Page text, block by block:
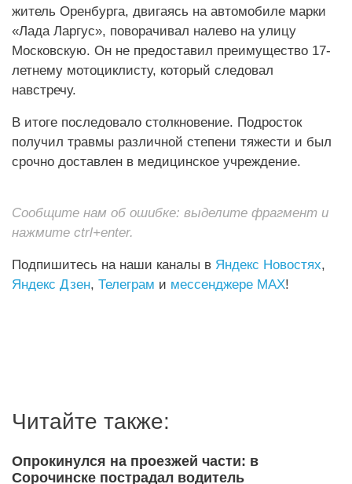
житель Оренбурга, двигаясь на автомобиле марки
«Лада Ларгус», поворачивал налево на улицу
Московскую. Он не предоставил преимущество 17-
летнему мотоциклисту, который следовал
навстречу.
В итоге последовало столкновение. Подросток
получил травмы различной степени тяжести и был
срочно доставлен в медицинское учреждение.
Сообщите нам об ошибке: выделите фрагмент и
нажмите ctrl+enter.
Подпишитесь на наши каналы в Яндекс Новостях,
Яндекс Дзен, Телеграм и мессенджере MAX!
Читайте также:
Опрокинулся на проезжей части: в
Сорочинске пострадал водитель